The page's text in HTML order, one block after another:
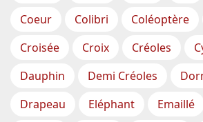
Coeur
Colibri Coléoptère
Croisée
Croix Créoles
Dauphin
Demi Créoles
Drapeau
Eléphant Emaillé